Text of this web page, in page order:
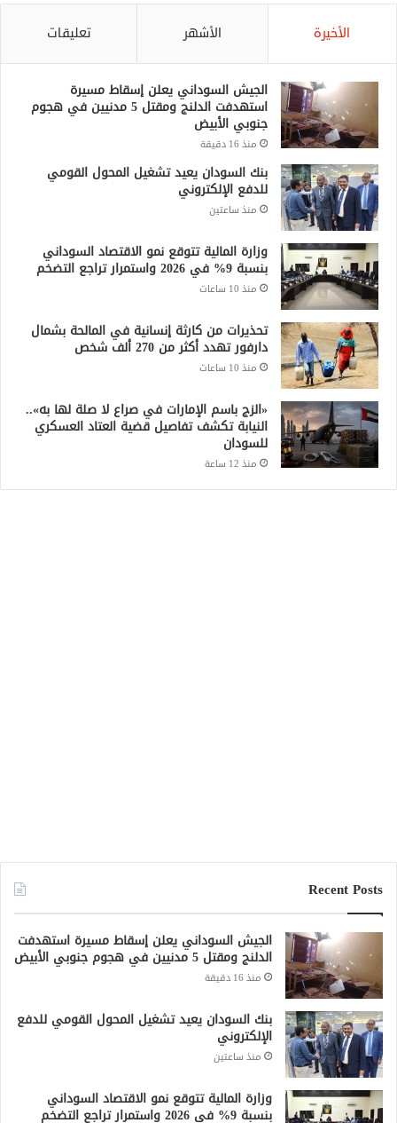
الأخيرة الأشهر تعليقات
الجيش السوداني يعلن إسقاط مسيرة
استهدفت الدلنج ومقتل 5 مدنيين في هجوم
جنوبي الأبيض
منذ 16 دقيقة
بنك السودان يعيد تشغيل المحول القومي
للدفع الإلكتروني
منذ ساعتين
وزارة المالية تتوقع نمو الاقتصاد السوداني
بنسبة 9% في 2026 واستمرار تراجع التضخم
منذ 10 ساعات
تحذيرات من كارثة إنسانية في المالحة بشمال
دارفور تهدد أكثر من 270 ألف شخص
منذ 10 ساعات
«الزج باسم الإمارات في صراع لا صلة لها به»..
النيابة تكشف تفاصيل قضية العتاد العسكري
للسودان
منذ 12 ساعة
Recent Posts
الجيش السوداني يعلن إسقاط مسيرة استهدفت
الدلنج ومقتل 5 مدنيين في هجوم جنوبي الأبيض
منذ 16 دقيقة
بنك السودان يعيد تشغيل المحول القومي للدفع
الإلكتروني
منذ ساعتين
وزارة المالية تتوقع نمو الاقتصاد السوداني
بنسبة 9% في 2026 واستمرار تراجع التضخم